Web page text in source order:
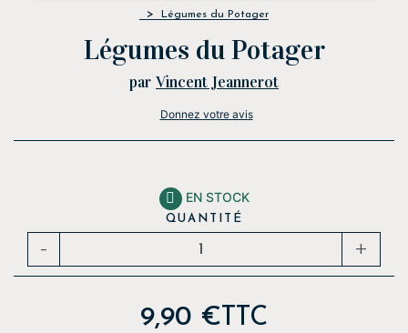
Légumes du Potager
Légumes du Potager
par Vincent Jeannerot
Donnez votre avis
 EN STOCK
QUANTITÉ
- +
9,90 € TTC